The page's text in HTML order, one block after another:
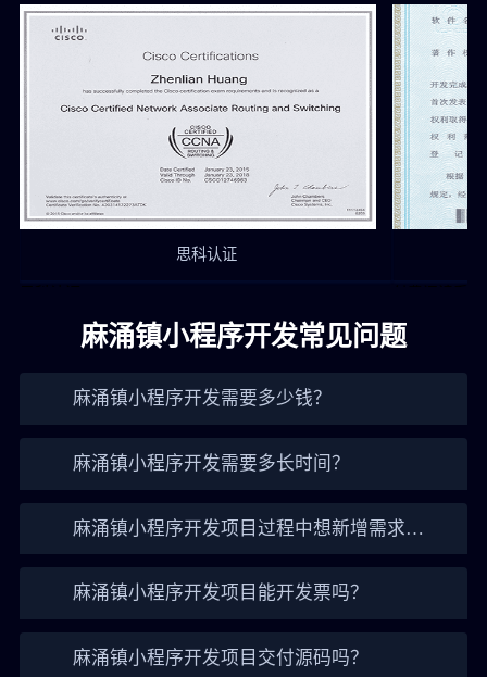
思科认证
麻涌镇小程序开发常见问题
麻涌镇小程序开发需要多少钱？
麻涌镇小程序开发需要多长时间？
麻涌镇小程序开发项目过程中想新增需求怎
么办？
麻涌镇小程序开发项目能开发票吗？
麻涌镇小程序开发项目交付源码吗？